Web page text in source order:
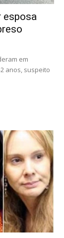
esposa
em
anos, suspeito